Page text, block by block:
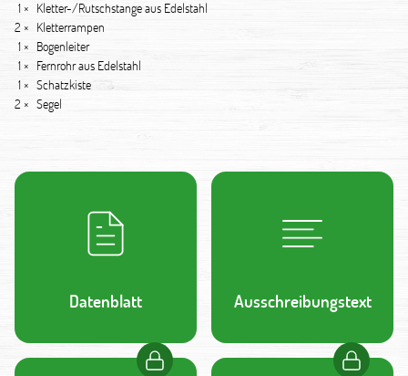
1 × Kletter-/Rutschstange aus Edelstahl
2 × Kletterrampen
1 × Bogenleiter
1 × Fernrohr aus Edelstahl
1 × Schatzkiste
2 × Segel
Datenblatt Ausschreibungstext